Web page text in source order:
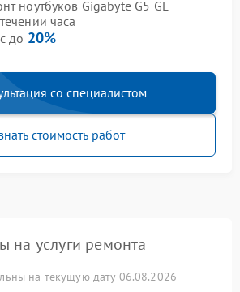
ноутбуков Gigabyte G5 GE
часа
до 20%
со специалистом
стоимость работ
на услуги ремонта
на текущую дату 06.08.2026